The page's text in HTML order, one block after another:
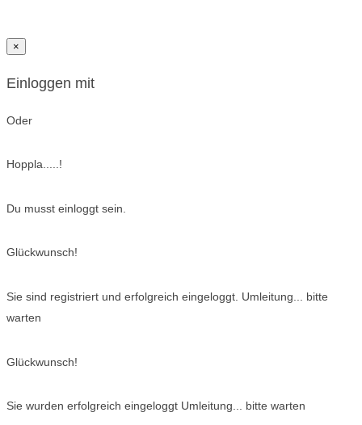
×
Einloggen mit
Oder
Hoppla.....!
Du musst einloggt sein.
Glückwunsch!
Sie sind registriert und erfolgreich eingeloggt. Umleitung... bitte
warten
Glückwunsch!
Sie wurden erfolgreich eingeloggt Umleitung... bitte warten